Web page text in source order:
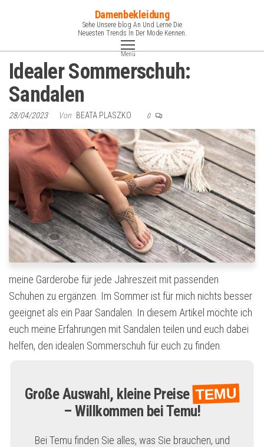
Damenbekleidung
Sehe Unsere blog An Und Lerne Die
Neuesten Trends In Der Mode Kennen.
Menü
Idealer Sommerschuh:
Sandalen
28/04/2023 Von BEATA PLASZKO 0
meine Garderobe für jede Jahreszeit mit passenden
Schuhen zu ergänzen. Im Sommer ist für mich nichts besser
geeignet als ein Paar Sandalen. In diesem Artikel möchte ich
euch meine Erfahrungen mit Sandalen teilen und euch dabei
helfen, den idealen Sommerschuh für euch zu finden.
Große Auswahl, kleine PreiseTEMU
– Willkommen bei Temu!
Bei Temu finden Sie alles, was Sie brauchen, und